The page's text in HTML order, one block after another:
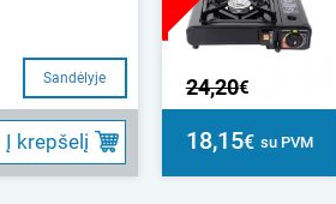
Sandėlyje
Į krepšelį
24,20€
18,15€ su PVM